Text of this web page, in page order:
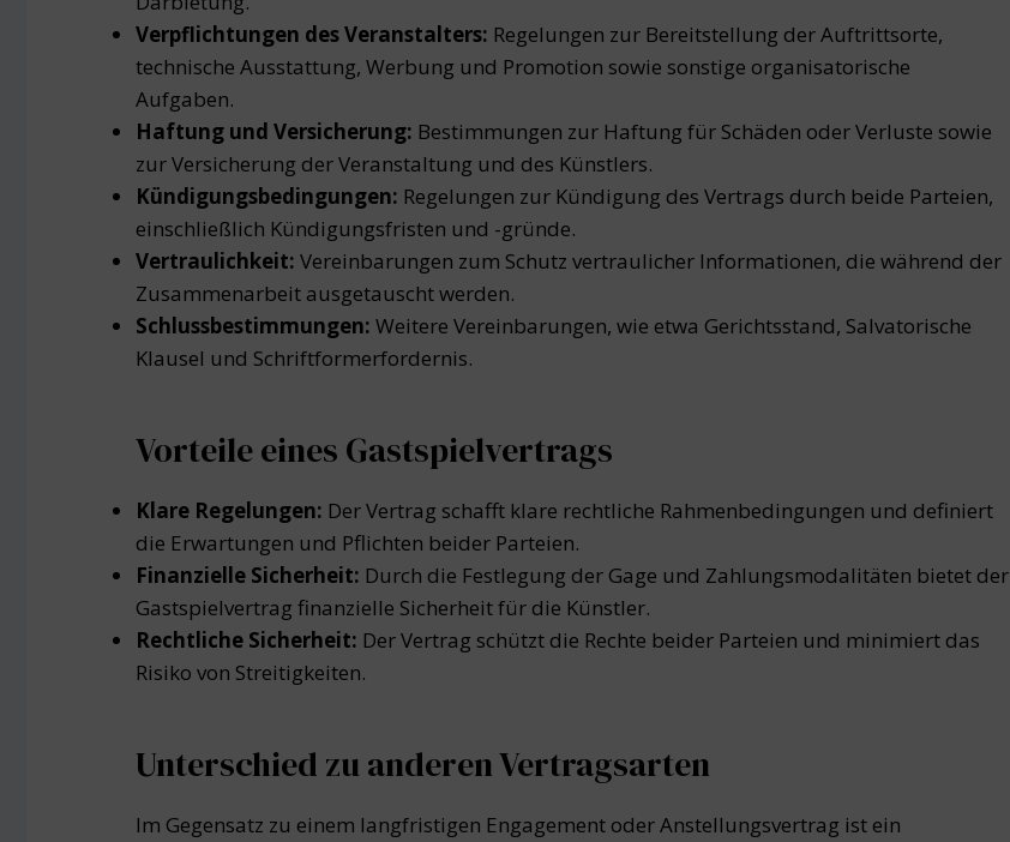
Verpflichtungen des Veranstalters: Regelungen zur Bereitstellung der Auftrittsorte,
technische Ausstattung, Werbung und Promotion sowie sonstige organisatorische
Aufgaben.
Haftung und Versicherung: Bestimmungen zur Haftung für Schäden oder Verluste sowie
zur Versicherung der Veranstaltung und des Künstlers.
Kündigungsbedingungen: Regelungen zur Kündigung des Vertrags durch beide Parteien,
einschließlich Kündigungsfristen und -gründe.
Vertraulichkeit: Vereinbarungen zum Schutz vertraulicher Informationen, die während der
Zusammenarbeit ausgetauscht werden.
Schlussbestimmungen: Weitere Vereinbarungen, wie etwa Gerichtsstand, Salvatorische
Klausel und Schriftformerfordernis.
Vorteile eines Gastspielvertrags
Klare Regelungen: Der Vertrag schafft klare rechtliche Rahmenbedingungen und definiert
die Erwartungen und Pflichten beider Parteien.
Finanzielle Sicherheit: Durch die Festlegung der Gage und Zahlungsmodalitäten bietet der
Gastspielvertrag finanzielle Sicherheit für die Künstler.
Rechtliche Sicherheit: Der Vertrag schützt die Rechte beider Parteien und minimiert das
Risiko von Streitigkeiten.
Unterschied zu anderen Vertragsarten
Im Gegensatz zu einem langfristigen Engagement oder Anstellungsvertrag ist ein